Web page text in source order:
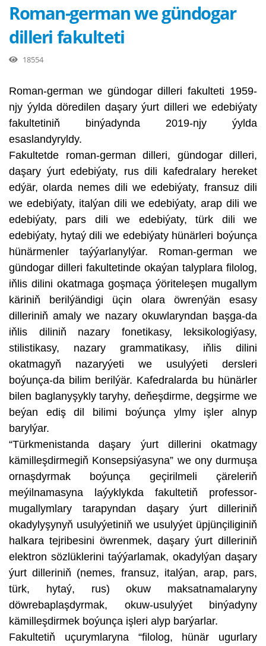
Roman-german we gündogar
dilleri fakulteti
18554
Roman-german we gündogar dilleri fakulteti 1959-
njy ýylda döredilen daşary ýurt dilleri we edebiýaty
fakultetiniň binýadynda 2019-njy ýylda
esaslandyryldy.
Fakultetde roman-german dilleri, gündogar dilleri,
daşary ýurt edebiýaty, rus dili kafedralary hereket
edýär, olarda nemes dili we edebiýaty, fransuz dili
we edebiýaty, italýan dili we edebiýaty, arap dili we
edebiýaty, pars dili we edebiýaty, türk dili we
edebiýaty, hytaý dili we edebiýaty hünärleri boýunça
hünärmenler taýýarlanylýar. Roman-german we
gündogar dilleri fakultetinde okaýan talyplara filolog,
iňlis dilini okatmaga goşmaça ýöriteleşen mugallym
käriniň berilýändigi üçin olara öwrenýän esasy
dilleriniň amaly we nazary okuwlaryndan başga-da
iňlis diliniň nazary fonetikasy, leksikologiýasy,
stilistikasy, nazary grammatikasy, iňlis dilini
okatmagyň nazaryýeti we usulyýeti dersleri
boýunça-da bilim berilýär. Kafedralarda bu hünärler
bilen baglanyşykly taryhy, deňeşdirme, degşirme we
beýan ediş dil bilimi boýunça ylmy işler alnyp
barylýar.
“Türkmenistanda daşary ýurt dillerini okatmagy
kämilleşdirmegiň Konsepsiýasyna” we ony durmuşa
ornaşdyrmak boýunça geçirilmeli çäreleriň
meýilnamasyna laýyklykda fakultetiň professor-
mugallymlary tarapyndan daşary ýurt dilleriniň
okadylyşynyň usulyýetiniň we usulyýet üpjünçiliginiň
halkara tejribesini öwrenmek, daşary ýurt dilleriniň
elektron sözlüklerini taýýarlamak, okadylýan daşary
ýurt dilleriniň (nemes, fransuz, italýan, arap, pars,
türk, hytaý, rus) okuw maksatnamalaryny
döwrebaplaşdyrmak, okuw-usulyýet binýadyny
kämilleşdirmek boýunça işleri alyp barýarlar.
Fakultetiň uçurymlaryna “filolog, hünär ugurlary